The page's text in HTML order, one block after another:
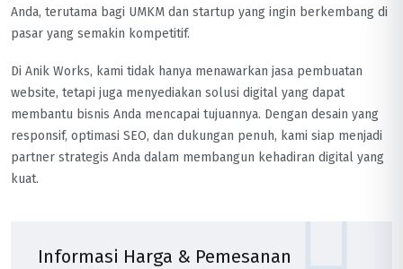
Anda, terutama bagi UMKM dan startup yang ingin berkembang di
pasar yang semakin kompetitif.
Di Anik Works, kami tidak hanya menawarkan jasa pembuatan
website, tetapi juga menyediakan solusi digital yang dapat
membantu bisnis Anda mencapai tujuannya. Dengan desain yang
responsif, optimasi SEO, dan dukungan penuh, kami siap menjadi
partner strategis Anda dalam membangun kehadiran digital yang
kuat.
Informasi Harga & Pemesanan